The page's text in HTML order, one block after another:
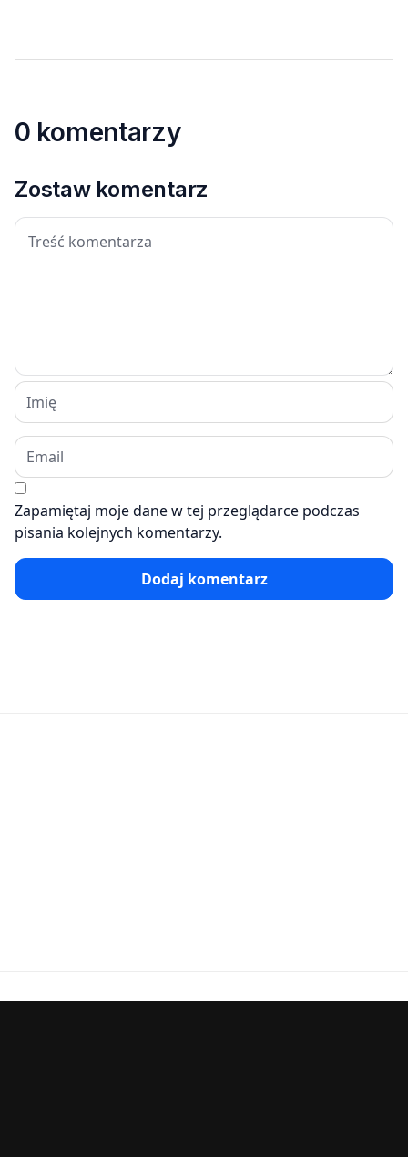
0 komentarzy
Zostaw komentarz
Zapamiętaj moje dane w tej przeglądarce podczas
pisania kolejnych komentarzy.
Dodaj komentarz